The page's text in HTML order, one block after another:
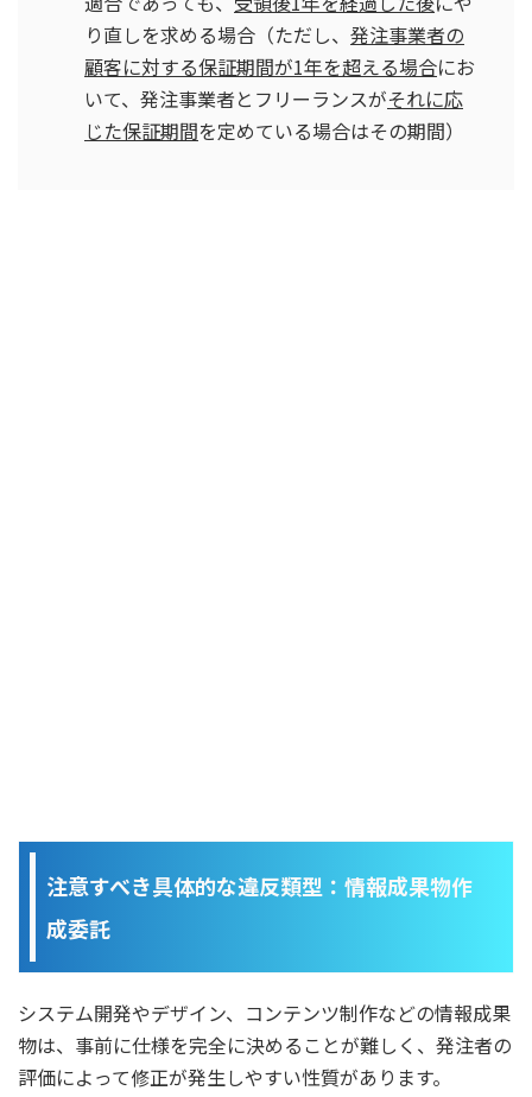
り直しを求める場合（ただし、 発注事業者の
顧客に対する保証期間が1年を超える場合にお
いて、発注事業者とフリーランスがそれに応
じた保証期間を定めている場合はその期間）
注意すべき具体的な違反類型：情報成果物作
成委託
システム開発やデザイン、コンテンツ制作などの情報成果
物は、事前に仕様を完全に決めることが難しく、発注者の
評価によって修正が発生しやすい性質があります。